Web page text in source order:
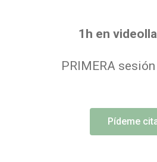
1h en
PRIMERA
Pídeme